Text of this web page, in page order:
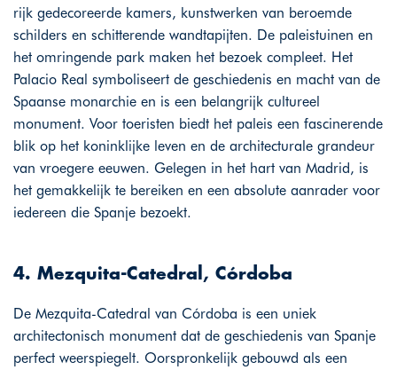
rijk gedecoreerde kamers, kunstwerken van beroemde
schilders en schitterende wandtapijten. De paleistuinen en
het omringende park maken het bezoek compleet. Het
Palacio Real symboliseert de geschiedenis en macht van de
Spaanse monarchie en is een belangrijk cultureel
monument. Voor toeristen biedt het paleis een fascinerende
blik op het koninklijke leven en de architecturale grandeur
van vroegere eeuwen. Gelegen in het hart van Madrid, is
het gemakkelijk te bereiken en een absolute aanrader voor
iedereen die Spanje bezoekt.
4. Mezquita-Catedral, Córdoba
De Mezquita-Catedral van Córdoba is een uniek
architectonisch monument dat de geschiedenis van Spanje
perfect weerspiegelt. Oorspronkelijk gebouwd als een